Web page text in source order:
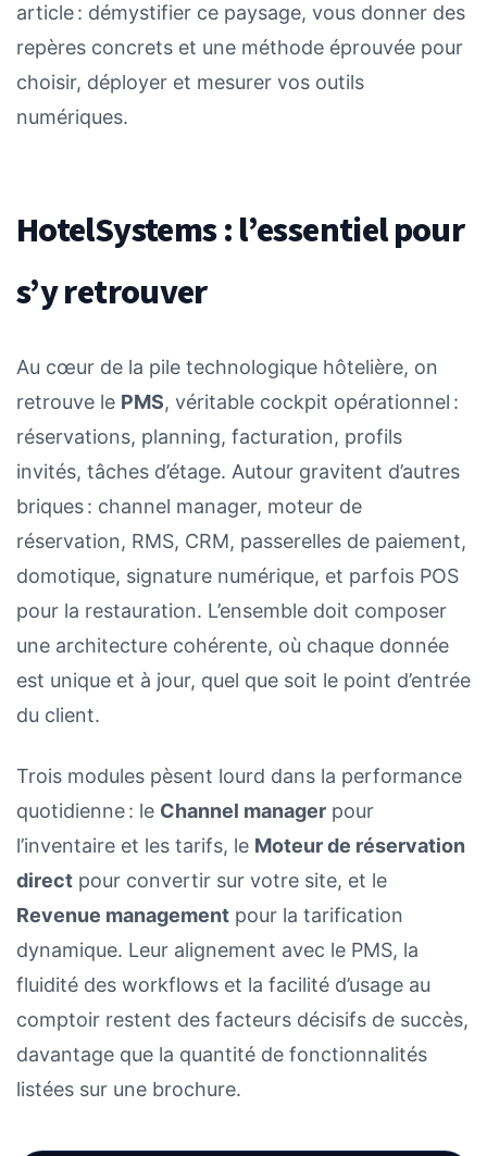
article : démystifier ce paysage, vous donner des
repères concrets et une méthode éprouvée pour
choisir, déployer et mesurer vos outils
numériques.
HotelSystems : l’essentiel pour
s’y retrouver
Au cœur de la pile technologique hôtelière, on
retrouve le PMS, véritable cockpit opérationnel :
réservations, planning, facturation, profils
invités, tâches d’étage. Autour gravitent d’autres
briques : channel manager, moteur de
réservation, RMS, CRM, passerelles de paiement,
domotique, signature numérique, et parfois POS
pour la restauration. L’ensemble doit composer
une architecture cohérente, où chaque donnée
est unique et à jour, quel que soit le point d’entrée
du client.
Trois modules pèsent lourd dans la performance
quotidienne : le Channel manager pour
l’inventaire et les tarifs, le Moteur de réservation
direct pour convertir sur votre site, et le
Revenue management pour la tarification
dynamique. Leur alignement avec le PMS, la
fluidité des workflows et la facilité d’usage au
comptoir restent des facteurs décisifs de succès,
davantage que la quantité de fonctionnalités
listées sur une brochure.